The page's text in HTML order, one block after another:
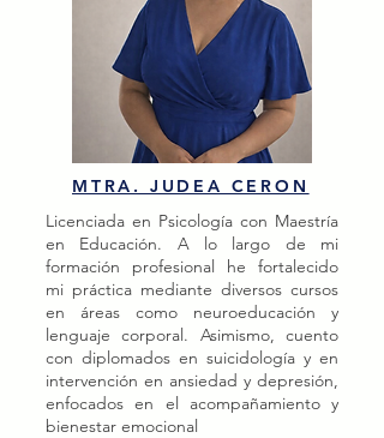
MTRA. JUDEA CERON
Licenciada en Psicología con Maestría
en Educación. A lo largo de mi
formación profesional he fortalecido
mi práctica mediante diversos cursos
en áreas como neuroeducación y
lenguaje corporal. Asimismo, cuento
con diplomados en suicidología y en
intervención en ansiedad y depresión,
enfocados en el acompañamiento y
bienestar emocional